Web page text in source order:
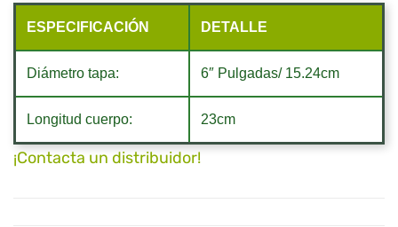
ESPECIFICACIÓN DETALLE
Diámetro tapa: 6″ Pulgadas/ 15.24cm
Longitud cuerpo: 23cm
¡Contacta un distribuidor!